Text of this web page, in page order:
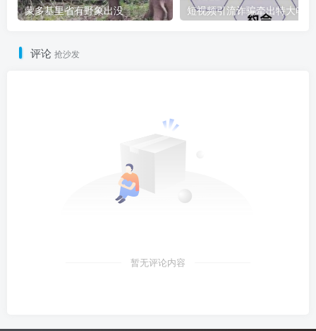
蒙多基里省有野象出没
评论 抢沙发
暂无评论内容